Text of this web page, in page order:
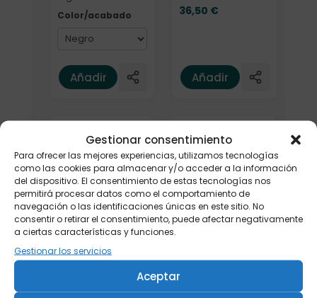
Gestionar consentimiento
Para ofrecer las mejores experiencias, utilizamos tecnologías
como las cookies para almacenar y/o acceder a la información
del dispositivo. El consentimiento de estas tecnologías nos
permitirá procesar datos como el comportamiento de
navegación o las identificaciones únicas en este sitio. No
consentir o retirar el consentimiento, puede afectar negativamente
a ciertas características y funciones.
Gestionar los servicios
Aceptar
Color/acabado
Añadir
36,50 €
Añadir
Termo Leeza
c/infusor
"Cherry Mii 600ml. Nata
29,90€
Elige: Color/acabado